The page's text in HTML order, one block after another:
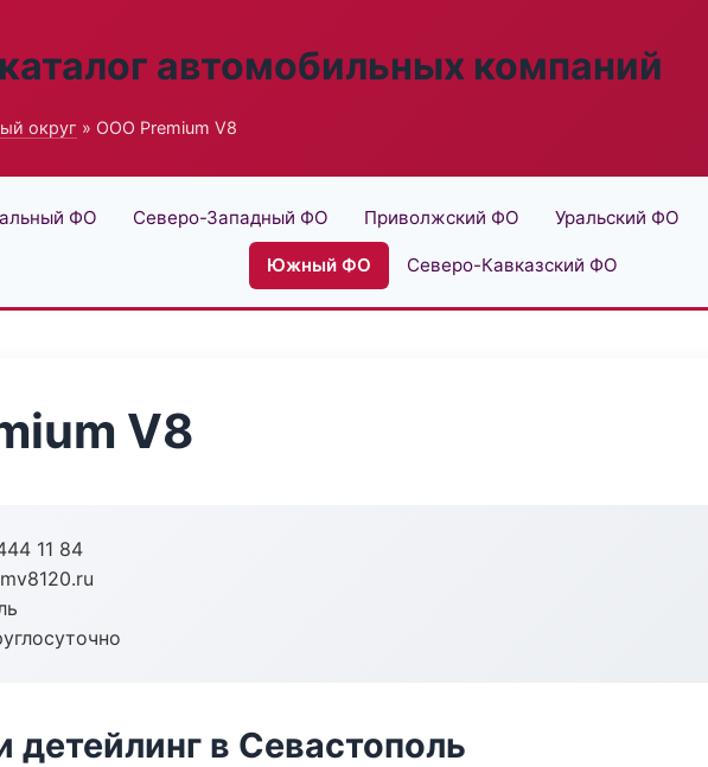
автомобильных компаний
округ » ООО Premium V8
ФО Северо-Западный ФО Приволжский ФО Уральский ФО
Южный ФО Северо-Кавказский ФО
V8
11 84
детейлинг в Севастополь